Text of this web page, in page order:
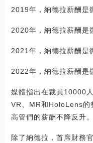
2019年，納德拉薪酬是
2020年，納德拉薪酬是
2021年，納德拉薪酬是
2022年，納德拉薪酬是
媒體指出在裁員10000
VR、MR和HoloLens的
高管們的薪酬不降反升。
除了納德拉，首席財務